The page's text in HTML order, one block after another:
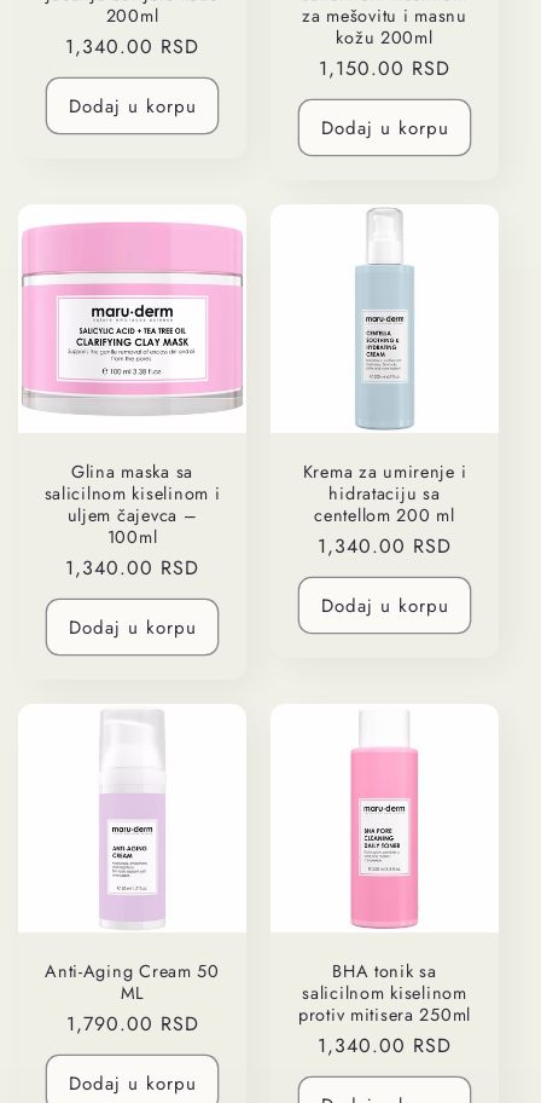
200ml
Regularna
cena
1,340.00 RSD
Dodaj u korpu
za mešovitu i masnu
kožu 200ml
Regularna
cena
1,150.00 RSD
Dodaj u korpu
Glina maska sa
salicilnom kiselinom i
uljem čajevca –
100ml
Regularna
cena
1,340.00 RSD
Dodaj u korpu
Krema za umirenje i
hidrataciju sa
centellom 200 ml
Regularna
cena
1,340.00 RSD
Dodaj u korpu
Anti-Aging Cream 50
ML
Regularna
cena
1,790.00 RSD
Dodaj u korpu
BHA tonik sa
salicilnom kiselinom
protiv mitisera 250ml
Regularna
cena
1,340.00 RSD